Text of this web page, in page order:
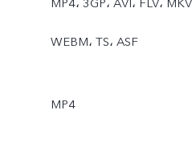
‏WEBM، ‏TS، ‏ASF
MP4